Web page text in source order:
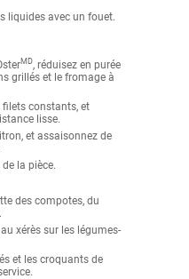
liquides avec un fouet.
MD, réduisez en purée
grillés et le fromage à
filets constants, et
lisse.
et assaisonnez de
la pièce.
des compotes, du
xérès sur les légumes-
et les croquants de